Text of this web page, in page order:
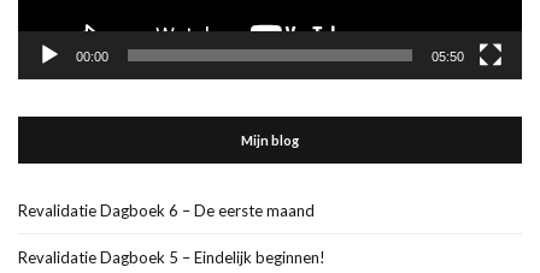
00:00 05:50
Mijn blog
Revalidatie Dagboek 6 – De eerste maand
Revalidatie Dagboek 5 – Eindelijk beginnen!